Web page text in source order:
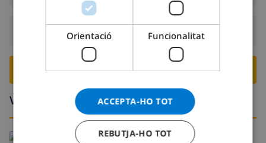
Sortida: Abans: 10:00
RESERVA AQUESTA VILLA ›
Voltants
NORWEGIAN
Orientació Funcionalitat
ACCEPTA-HO TOT
REBUTJA-HO TOT